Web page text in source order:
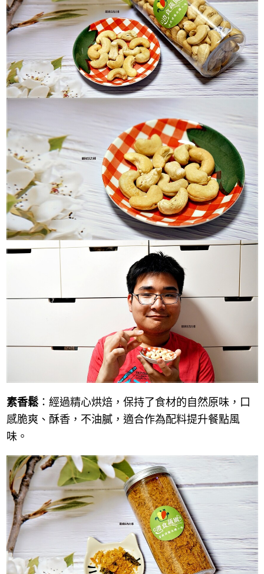
素香鬆：經過精心烘焙，保持了食材的自然原味，口
感脆爽、酥香，不油膩，適合作為配料提升餐點風
味。